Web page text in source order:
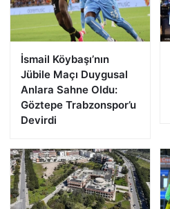
İsmail Köybaşı’nın
Jübile Maçı Duygusal
Anlara Sahne Oldu:
Göztepe Trabzonspor’u
Devirdi